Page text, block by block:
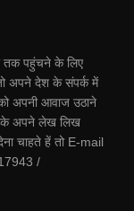
तक पहुंचने के लिए
अपने देश के संपर्क में
अपनी आवाज उठाने
अपने लेख लिख
चाहते हें तो E-mail
/